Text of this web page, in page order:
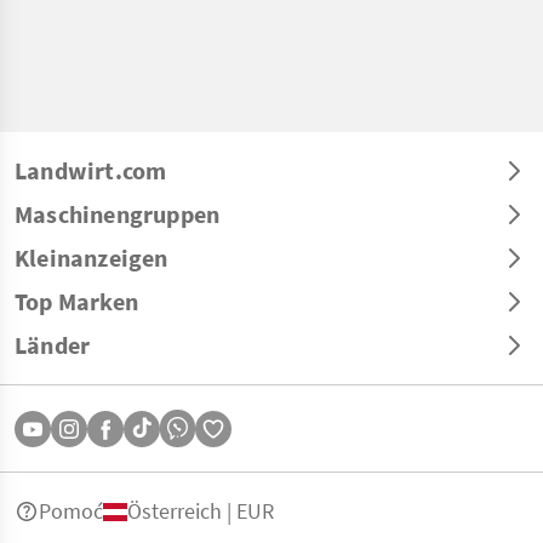
Landwirt.com
Maschinengruppen
Kleinanzeigen
Top Marken
Länder
Pomoć Österreich | EUR